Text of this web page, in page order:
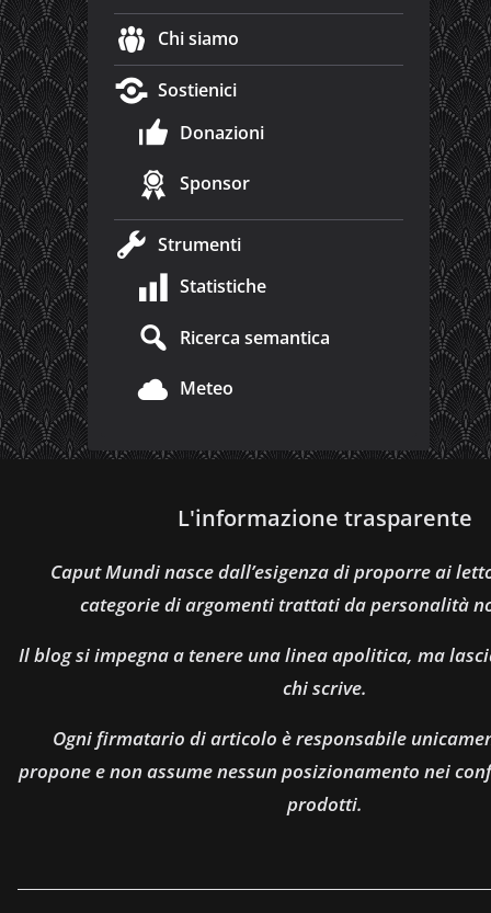
Chi siamo
Sostienici
Donazioni
Sponsor
Strumenti
Statistiche
Ricerca semantica
Meteo
L'informazione trasparente
Caput Mundi nasce dall’esigenza di proporre ai
categorie di argomenti trattati da personalità
Il blog si impegna a tenere una linea apolitica, ma
chi scrive.
Ogni firmatario di articolo è responsabile
propone e non assume nessun posizionamento nei
prodotti.